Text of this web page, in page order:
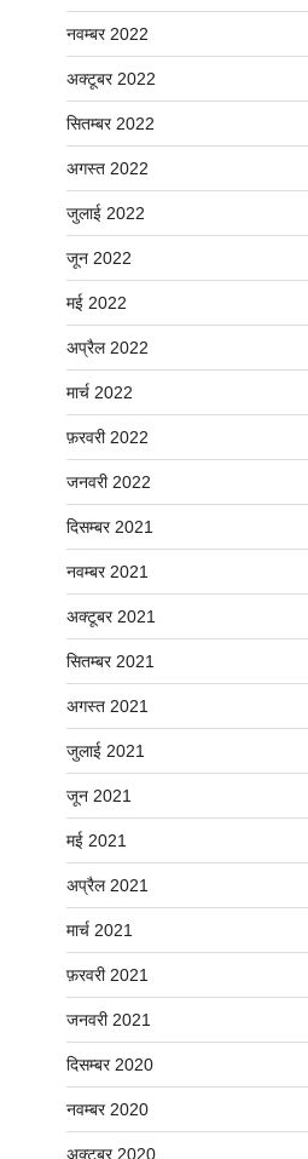
नवम्बर 2022
अक्टूबर 2022
सितम्बर 2022
अगस्त 2022
जुलाई 2022
जून 2022
मई 2022
अप्रैल 2022
मार्च 2022
फ़रवरी 2022
जनवरी 2022
दिसम्बर 2021
नवम्बर 2021
अक्टूबर 2021
सितम्बर 2021
अगस्त 2021
जुलाई 2021
जून 2021
मई 2021
अप्रैल 2021
मार्च 2021
फ़रवरी 2021
जनवरी 2021
दिसम्बर 2020
नवम्बर 2020
अक्टूबर 2020